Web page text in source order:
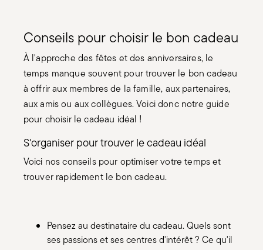
Conseils pour choisir le bon cadeau
À l'approche des fêtes et des anniversaires, le
temps manque souvent pour trouver le bon cadeau
à offrir aux membres de la famille, aux partenaires,
aux amis ou aux collègues. Voici donc notre guide
pour choisir le cadeau idéal !
S'organiser pour trouver le cadeau idéal
Voici nos conseils pour optimiser votre temps et
trouver rapidement le bon cadeau.
Pensez au destinataire du cadeau. Quels sont
ses passions et ses centres d'intérêt ? Ce qu'il